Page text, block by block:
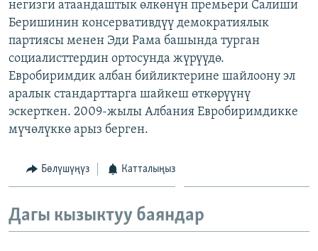
ЫҢГАЙСЫЗ СУРООЛОР
ЭЕ/АРнун бардык сайттары
негизги атаандаштык өлкөнүн премьери Салиши
Беришинин консервативдүү демократиялык
партиясы менен Эди Рама башында турган
социалисттердин ортосунда жүрүүдө.
Евробиримдик албан бийликтерине шайлоону эл
аралык стандарттарга шайкеш өткөрүүнү
эскерткен. 2009-жылы Албания Евробиримдикке
мүчөлүккө арыз берген.
Бөлүшүңүз Катталыңыз
Дагы кызыктуу баяндар